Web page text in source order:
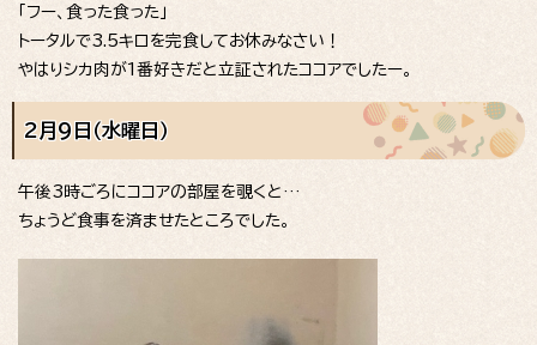
「フー、食った食った」
トータルで3.5キロを完食してお休みなさい！
やはりシカ肉が1番好きだと立証されたココアでしたー。
2月9日（水曜日）
午後3時ごろにココアの部屋を覗くと…
ちょうど食事を済ませたところでした。